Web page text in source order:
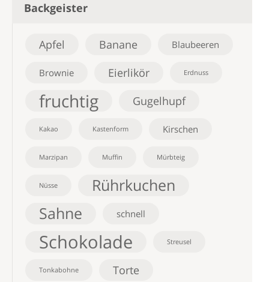
Backgeister
Apfel Banane Blaubeeren
Brownie Eierlikör Erdnuss
fruchtig Gugelhupf
Kakao Kastenform Kirschen
Marzipan Muffin Mürbteig
Nüsse
Rührkuchen
Sahne
schnell
Schokolade Streusel
Tonkabohne Torte